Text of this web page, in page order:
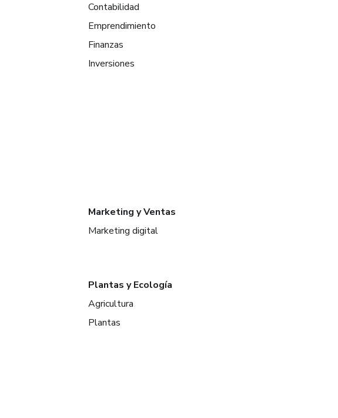
Contabilidad
Emprendimiento
Finanzas
Inversiones
Marketing y Ventas
Marketing digital
Plantas y Ecología
Agricultura
Plantas